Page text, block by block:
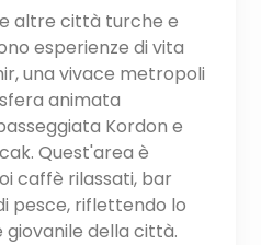
altre città turche e
esperienze di vita
una vivace metropoli
animata
Kordon e
Quest'area è
caffè rilassati, bar
pesce, riflettendo lo
della città.